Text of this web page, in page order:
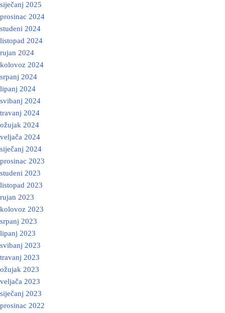
siječanj 2025
prosinac 2024
studeni 2024
listopad 2024
rujan 2024
kolovoz 2024
srpanj 2024
lipanj 2024
svibanj 2024
travanj 2024
ožujak 2024
veljača 2024
siječanj 2024
prosinac 2023
studeni 2023
listopad 2023
rujan 2023
kolovoz 2023
srpanj 2023
lipanj 2023
svibanj 2023
travanj 2023
ožujak 2023
veljača 2023
siječanj 2023
prosinac 2022